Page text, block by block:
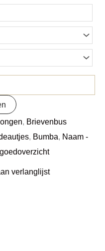
Brievenbus
Bumba Naam -
verlanglijst